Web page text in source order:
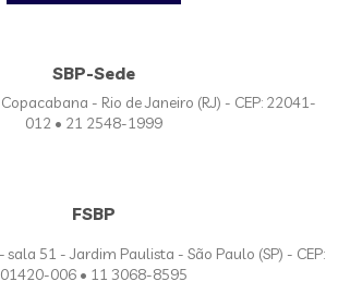
SBP-Sede
- Rio de Janeiro (RJ) - CEP: 22041-
012 • 21 2548-1999
FSBP
51 - Jardim Paulista - São Paulo (SP) - CEP:
01420-006 • 11 3068-8595